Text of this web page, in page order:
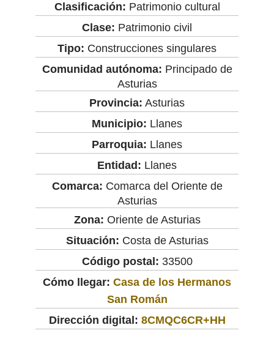
Clasificación: Patrimonio cultural
Clase: Patrimonio civil
Tipo: Construcciones singulares
Comunidad autónoma: Principado de
Asturias
Provincia: Asturias
Municipio: Llanes
Parroquia: Llanes
Entidad: Llanes
Comarca: Comarca del Oriente de
Asturias
Zona: Oriente de Asturias
Situación: Costa de Asturias
Código postal: 33500
Cómo llegar: Casa de los Hermanos
San Román
Dirección digital: 8CMQC6CR+HH